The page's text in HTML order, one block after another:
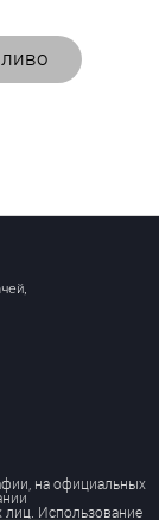
на официальных
Использование